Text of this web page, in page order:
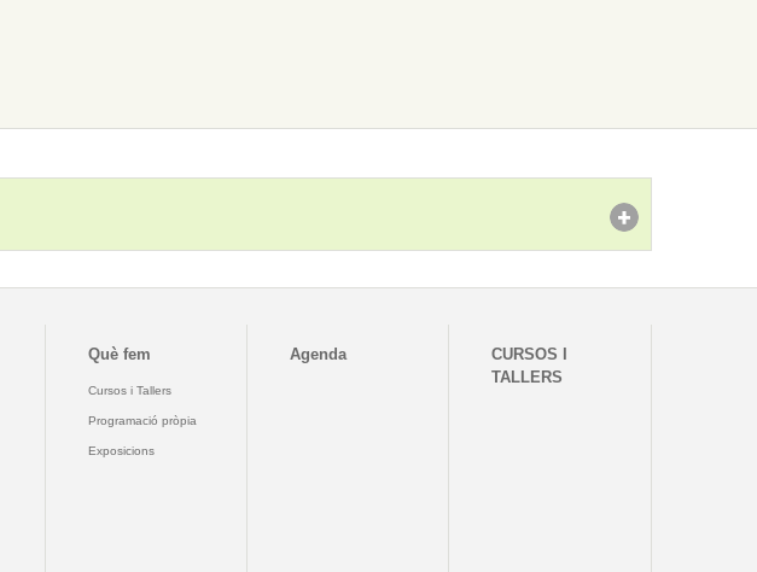
Què fem
Cursos i Tallers
Programació pròpia
Exposicions
Agenda
CURSOS I
TALLERS